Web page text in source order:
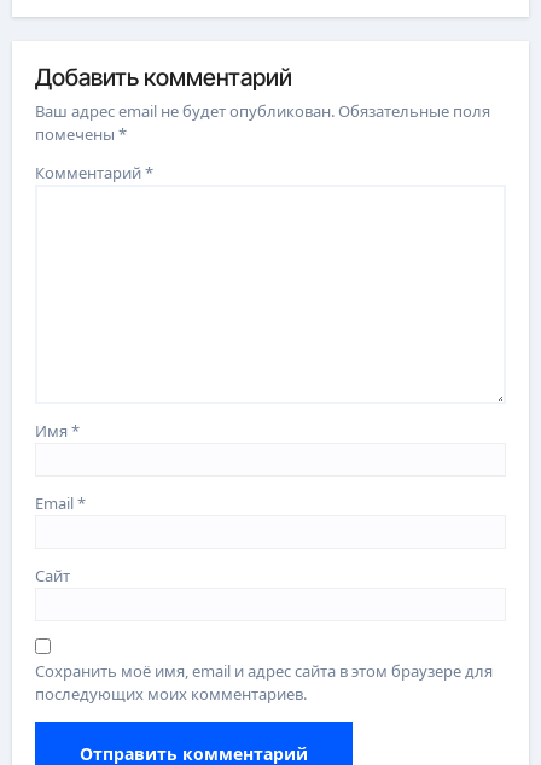
Добавить комментарий
Ваш адрес email не будет опубликован.Обязательные поля
помечены*
Комментарий*
Имя*
Email*
Сайт
Сохранить моё имя, email и адрес сайта в этом браузере для
последующих моих комментариев.